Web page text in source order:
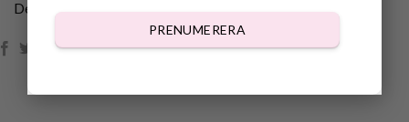
PRENUMERERA
Dela: